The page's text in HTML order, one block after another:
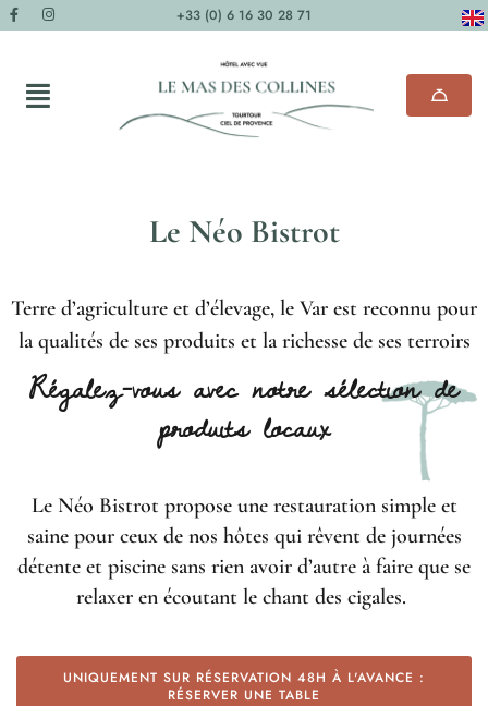
+33 (0) 6 16 30 28 71
Le Néo Bistrot
Terre d’agriculture et d’élevage, le Var est reconnu pour
la qualités de ses produits et la richesse de ses terroirs
Régalez-vous avec notre sélection de
produits locaux
Le Néo Bistrot propose une restauration simple et
saine pour ceux de nos hôtes qui rêvent de journées
détente et piscine sans rien avoir d’autre à faire que se
relaxer en écoutant le chant des cigales.
UNIQUEMENT SUR RÉSERVATION 48H À L'AVANCE :
RÉSERVER UNE TABLE